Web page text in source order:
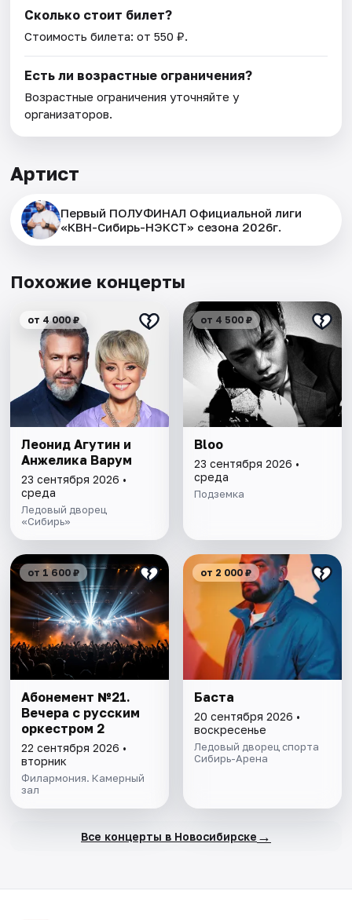
Сколько стоит билет?
Стоимость билета: от 550 ₽.
Есть ли возрастные ограничения?
Возрастные ограничения уточняйте у
организаторов.
Артист
Первый ПОЛУФИНАЛ Официальной лиги
«КВН-Сибирь-НЭКСТ» сезона 2026г.
Похожие концерты
от 4 000 ₽
Леонид Агутин и
Анжелика Варум
23 сентября 2026 •
среда
Ледовый дворец
«Сибирь»
от 4 500 ₽
Bloo
23 сентября 2026 •
среда
Подземка
от 1 600 ₽
Абонемент №21.
Вечера с русским
оркестром 2
22 сентября 2026 •
вторник
Филармония. Камерный
зал
от 2 000 ₽
Баста
20 сентября 2026 •
воскресенье
Ледовый дворец спорта
Сибирь-Арена
Все концерты в Новосибирске →